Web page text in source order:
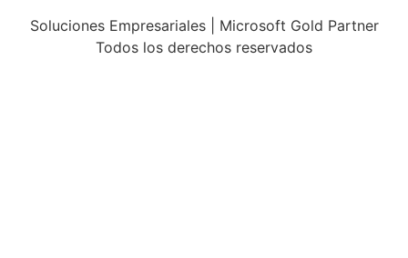
Soluciones Empresariales | Microsoft Gold Partner
Todos los derechos reservados